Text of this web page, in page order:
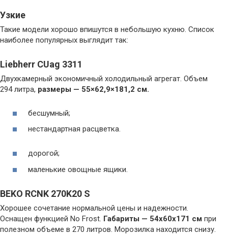
Узкие
Такие модели хорошо впишутся в небольшую кухню. Список
наиболее популярных выглядит так:
Liebherr CUag 3311
Двухкамерный экономичный холодильный агрегат. Объем
294 литра, размеры — 55×62,9×181,2 см.
бесшумный;
нестандартная расцветка.
дорогой;
маленькие овощные ящики.
BEKO RCNK 270K20 S
Хорошее сочетание нормальной цены и надежности.
Оснащен функцией No Frost. Габариты — 54x60x171 см при
полезном объеме в 270 литров. Морозилка находится снизу.